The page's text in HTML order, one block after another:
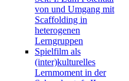
von und Umgang mit
Scaffolding in
heterogenen
Lerngruppen
Spielfilm als
(inter)kulturelles
Lernmoment in der